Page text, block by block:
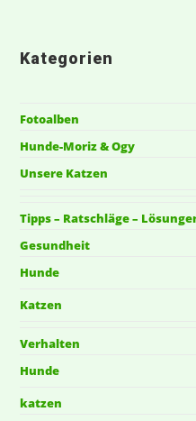
Kategorien
Fotoalben
Hunde-Moriz & Ogy
Unsere Katzen
Tipps – Ratschläge –
Gesundheit
Hunde
Katzen
Verhalten
Hunde
katzen